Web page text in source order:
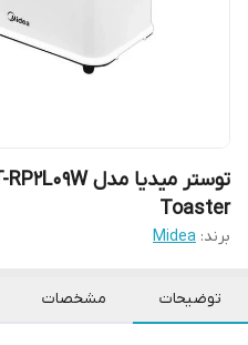
Toaster
برند: Midea
توضیحات مشخصات